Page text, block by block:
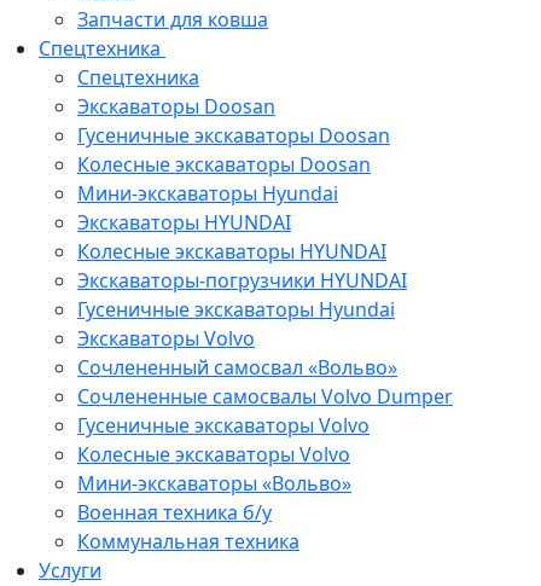
Запчасти для ковша
Спецтехника
Спецтехника
Экскаваторы Doosan
Гусеничные экскаваторы Doosan
Колесные экскаваторы Doosan
Мини-экскаваторы Hyundai
Экскаваторы HYUNDAI
Колесные экскаваторы HYUNDAI
Экскаваторы-погрузчики HYUNDAI
Гусеничные экскаваторы Hyundai
Экскаваторы Volvo
Сочлененный самосвал «Вольво»
Сочлененные самосвалы Volvo Dumper
Гусеничные экскаваторы Volvo
Колесные экскаваторы Volvo
Мини-экскаваторы «Вольво»
Военная техника б/у
Коммунальная техника
Услуги